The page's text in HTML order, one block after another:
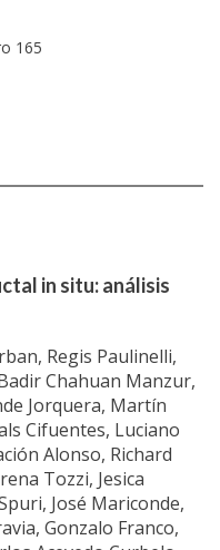
165
in situ: análisis
Regis Paulinelli,
Chahuan Manzur,
Jorquera, Martín
Cifuentes, Luciano
Alonso, Richard
Tozzi, Jesica
José Mariconde,
Gonzalo Franco,